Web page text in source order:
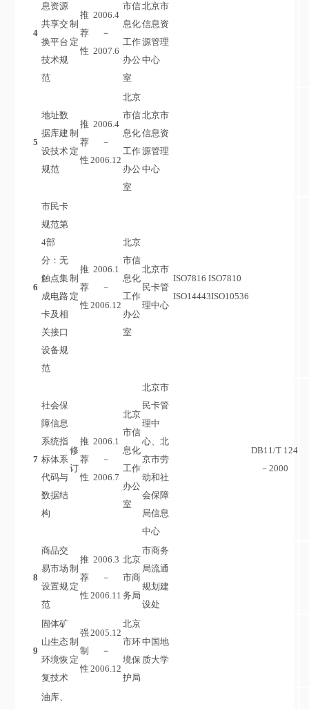
4
息资源
共享交
换平台
技术规
范
制
定
推
荐
性
2006.4
－
2007.6
市信
息化
工作
办公
室
北京市
信息资
源管理
中心
5
地址数
据库建
设技术
规范
制
定
推
荐
性
2006.4
－
2006.12
北京
市信
息化
工作
办公
室
北京市
信息资
源管理
中心
6
市民卡
规范第
4部
分：无
触点集
成电路
卡及相
关接口
设备规
范
制
定
推
荐
性
2006.1
－
2006.12
北京
市信
息化
工作
办公
室
北京市
民卡管
理中心
ISO7816 ISO7810
ISO14443ISO10536
7
社会保
障信息
系统指
标体系
代码与
数据结
构
修
订
推
荐
性
2006.1
－
2006.7
北京
市信
息化
工作
办公
室
北京市
民卡管
理中
心、北
京市劳
动和社
会保障
局信息
中心
DB11/T 124
－2000
8
商品交
易市场
设置规
范
制
定
推
荐
性
2006.3
－
2006.11
北京
市商
务局
市商务
局流通
规划建
设处
9
固体矿
山生态
环境恢
复技术
制
定
强
制
性
2005.12
－
2006.12
北京
市环
境保
护局
中国地
质大学
油库、